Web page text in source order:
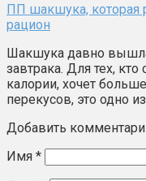
ПП шакшука, которая
рацион
Шакшука давно
завтрака. Для тех,
калории, хочет
перекусов, это одно
Добавить
Имя *